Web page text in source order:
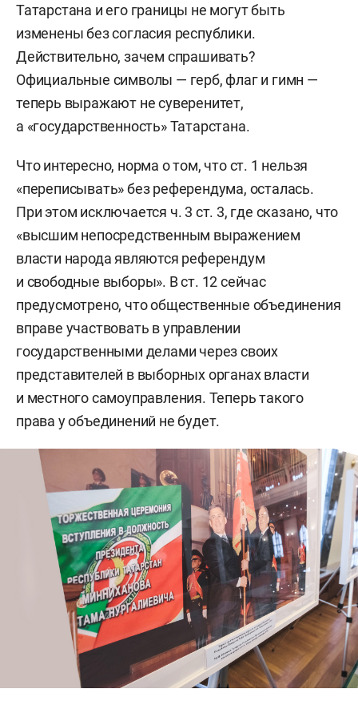
Татарстана и его границы не могут быть
изменены без согласия республики.
Действительно, зачем спрашивать?
Официальные символы — герб, флаг и гимн —
теперь выражают не суверенитет,
а «государственность» Татарстана.
Что интересно, норма о том, что ст. 1 нельзя
«переписывать» без референдума, осталась.
При этом исключается ч. 3 ст. 3, где сказано, что
«высшим непосредственным выражением
власти народа являются референдум
и свободные выборы». В ст. 12 сейчас
предусмотрено, что общественные объединения
вправе участвовать в управлении
государственными делами через своих
представителей в выборных органах власти
и местного самоуправления. Теперь такого
права у объединений не будет.